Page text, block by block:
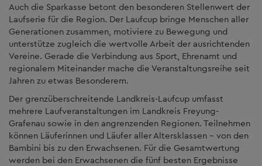
Auch die Sparkasse betont den besonderen Stellenwert der
Laufserie für die Region. Der Laufcup bringe Menschen aller
Generationen zusammen, motiviere zu Bewegung und
unterstütze zugleich die wertvolle Arbeit der ausrichtenden
Vereine. Gerade die Verbindung aus Sport, Ehrenamt und
regionalem Miteinander mache die Veranstaltungsreihe seit
Jahren zu etwas Besonderem.
Der grenzüberschreitende Landkreis-Laufcup umfasst
mehrere Laufveranstaltungen im Landkreis Freyung-
Grafenau sowie in den angrenzenden Regionen. Teilnehmen
können Läuferinnen und Läufer aller Altersklassen – von den
Bambini bis zu den Erwachsenen. Für die Gesamtwertung
werden bei den Erwachsenen die fünf besten Ergebnisse